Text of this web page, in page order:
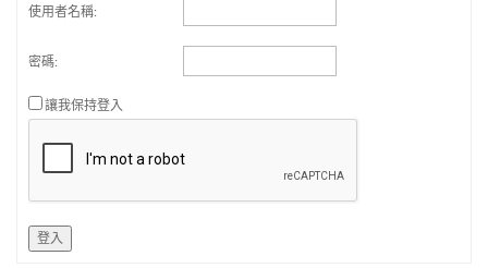
使用者名稱:
密碼:
讓我保持登入
登入